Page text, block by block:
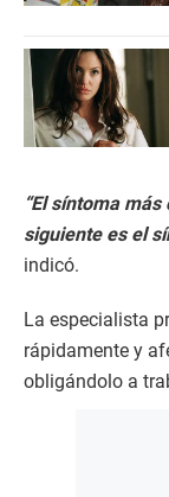
“El síntoma
siguiente es el
indicó.
La especialista
rápidamente y
obligándolo a